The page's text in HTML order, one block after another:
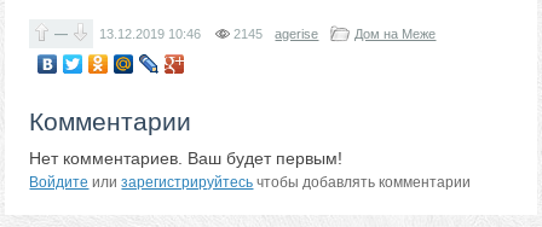
— 13.12.2019 10:46 2145 agerise Дом на Меже
Комментарии
Нет комментариев. Ваш будет первым!
Войдите илизарегистрируйтесь чтобы добавлять комментарии